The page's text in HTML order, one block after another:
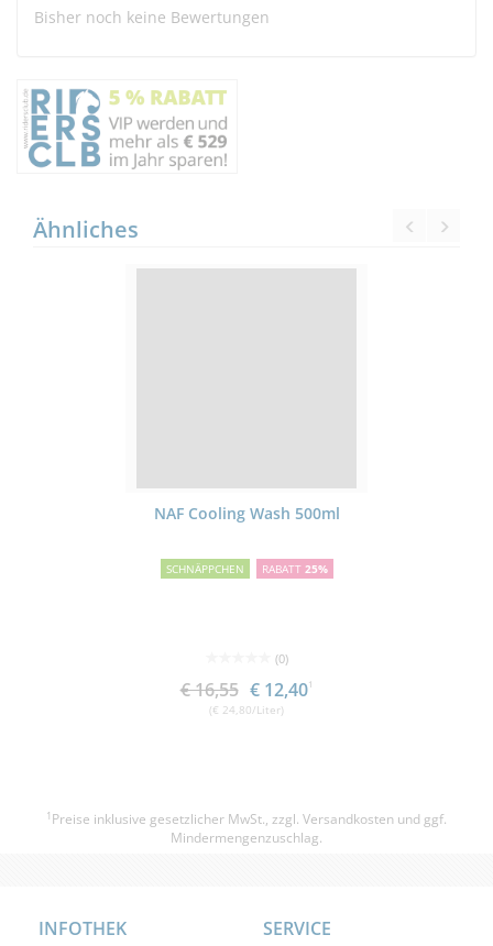
Bisher noch keine Bewertungen
Ähnliches
NAF Cooling Wash 500ml
SCHNÄPPCHEN RABATT 25%
(0)
€ 16,55 € 12,401
(€ 24,80/Liter)
1 Preise inklusive gesetzlicher MwSt., zzgl. Versandkosten und ggf.
Mindermengenzuschlag.
INFOTHEK SERVICE